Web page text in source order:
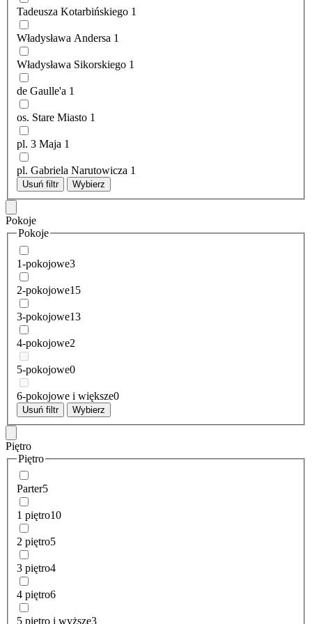
Tadeusza Kotarbińskiego 1
Władysława Andersa 1
Władysława Sikorskiego 1
de Gaulle'a 1
os. Stare Miasto 1
pl. 3 Maja 1
pl. Gabriela Narutowicza 1
Usuń filtr Wybierz
Pokoje
Pokoje
1-pokojowe3
2-pokojowe15
3-pokojowe13
4-pokojowe2
5-pokojowe0
6-pokojowe i większe0
Usuń filtr Wybierz
Piętro
Piętro
Parter5
1 piętro10
2 piętro5
3 piętro4
4 piętro6
5 piętro i wyższe3